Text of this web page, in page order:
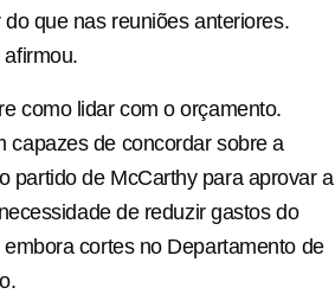
que nas reuniões anteriores.
afirmou.
como lidar com o orçamento.
capazes de concordar sobre a
partido de McCarthy para aprovar a
de reduzir gastos do
cortes no Departamento de